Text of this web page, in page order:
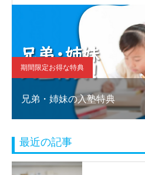
期間限定お得な特典
兄弟・姉妹の入塾特典
最近の記事